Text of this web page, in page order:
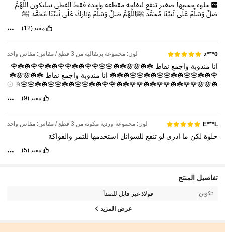
حلوه حجمها صغير تنفع لتفاحه مقطعه واحدة فقط الغطى سليكون اللَّهُمَّ
صَلِّوَسَلِّمْعَلَى نَبِيِّنَامُحَمَّدﷺاللَّهُمَّ صَلِّوَسَلِّمْوَبَارِكْعَلَى نَبِيِّنَامُحَمَّدﷺ
مفيد (12)
z***0 لون: مجموعة برتقالية من 3 قطع / مقاس: مقاس واحد
انا مندوبة واجمع نقاط ☘️☘️🌸🌸☘️☘️🌸🌸🌹🌹☘️☘️🌹🌹☘️☘️🌹🌹☘️☘️🌹
🌹☘️☘️🌸🌸☘️☘️🌸🌸☘️☘️🌸🌸☘️☘️☘️ انا مندوبة واجمع نقاط ☘️☘️🌸🌸☘️
☘️🌸🌸🌹🌹☘️☘️🌹🌹☘️☘️🌹🌹☘️☘️🌹🌹☘️☘️🌸🌸☘️☘️🌸🌸☘️☘️🌸🌸☘️☘️
مفيد (9)
E***L لون: مجموعة وردية مكونة من 3 قطع / مقاس: مقاس واحد
حلوة لكن ما ادري لوتنفع للسوائل استخدمها للتمر والفواكة
مفيد (5)
تفاصيل المنتج
تكوين: فولاذ غير قابل للصدأ
عرض المزيد